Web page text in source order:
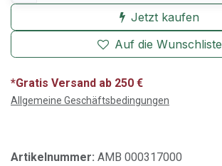
Jetzt kaufen
Auf die Wunschliste
*Gratis Versand ab 250 €
Allgemeine Geschäftsbedingungen
Artikelnummer: AMB 000317000